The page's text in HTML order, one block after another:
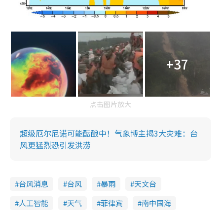
+37
点击图片放大
超级厄尔尼诺可能酝酿中！气象博主揭3大灾难：台
风更猛烈恐引发洪涝
台风消息 台风 暴雨
天文台
人工智能
天气 菲律宾 南中国海